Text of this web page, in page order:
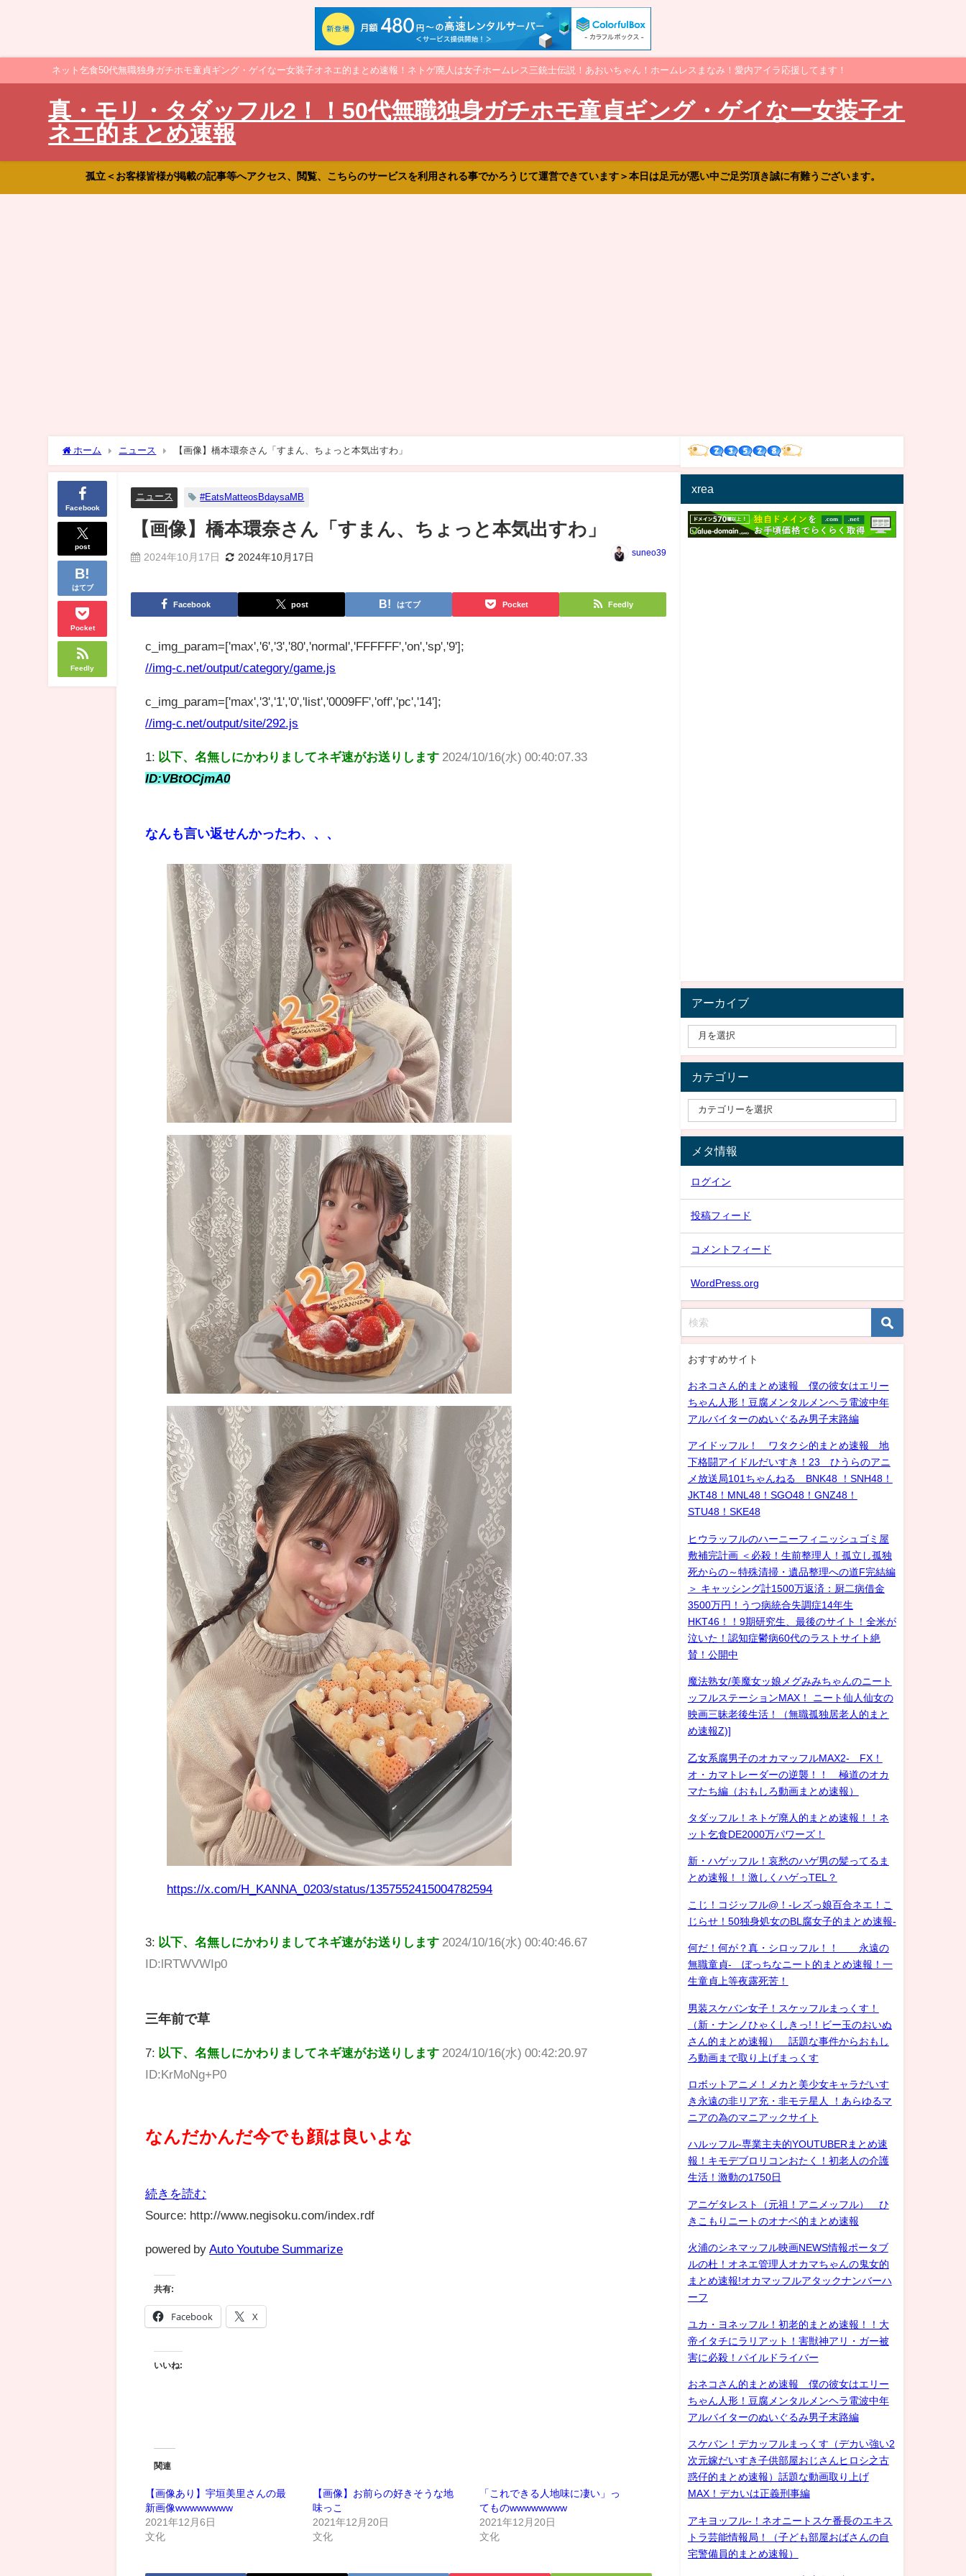
ネット乞食50代無職独身ガチホモ童貞ギング・ゲイなー女装子オネエ的まとめ速報！ネトゲ廃人は女子ホームレス三銃士伝説！あおいちゃん！ホームレスまなみ！愛内アイラ応援してます！
真・モリ・タダッフル2！！50代無職独身ガチホモ童貞ギング・ゲイなー女装子オ
ネエ的まとめ速報
孤立＜お客様皆様が掲載の記事等へアクセス、閲覧、こちらのサービスを利用される事でかろうじて運営できています＞本日は足元が悪い中ご足労頂き誠に有難うございます。
ホーム ニュース 【画像】橋本環奈さん「すまん、ちょっと本気出すわ」
Facebook
post
はてブ
Pocket
Feedly
ニュース #EatsMatteosBdaysaMB
【画像】橋本環奈さん「すまん、ちょっと本気出すわ」
2024年10月17日 2024年10月17日 suneo39
Facebook post はてブ Pocket Feedly
c_img_param=['max','6','3','80','normal','FFFFFF','on','sp','9'];
//img-c.net/output/category/game.js
c_img_param=['max','3','1','0','list','0009FF','off','pc','14'];
//img-c.net/output/site/292.js
1: 以下、名無しにかわりましてネギ速がお送りします 2024/10/16(水) 00:40:07.33
ID:VBtOCjmA0
なんも言い返せんかったわ、、、
https://x.com/H_KANNA_0203/status/1357552415004782594
3: 以下、名無しにかわりましてネギ速がお送りします 2024/10/16(水) 00:40:46.67
ID:lRTWVWIp0
三年前で草
7: 以下、名無しにかわりましてネギ速がお送りします 2024/10/16(水) 00:42:20.97
ID:KrMoNg+P0
なんだかんだ今でも顔は良いよな
続きを読む
Source: http://www.negisoku.com/index.rdf
powered by Auto Youtube Summarize
共有:
Facebook X
いいね:
関連
【画像あり】宇垣美里さんの最
新画像wwwwwwww
2021年12月6日
文化
【画像】お前らの好きそうな地
味っこ
2021年12月20日
文化
「これできる人地味に凄い」っ
てものwwwwwwww
2021年12月20日
文化
xrea
アーカイブ
カテゴリー
メタ情報
ログイン
投稿フィード
コメントフィード
WordPress.org
おすすめサイト
おネコさん的まとめ速報 僕の彼女はエリー
ちゃん人形！豆腐メンタルメンヘラ電波中年
アルバイターのぬいぐるみ男子末路編
アイドッフル！ ワタクシ的まとめ速報 地
下格闘アイドルだいすき！23 ひうらのアニ
メ放送局101ちゃんねる BNK48 ！SNH48！
JKT48！MNL48！SGO48！GNZ48！
STU48！SKE48
ヒウラッフルのハーニーフィニッシュゴミ屋
敷補完計画 ＜必殺！生前整理人！孤立し孤独
死からの～特殊清掃・遺品整理への道F完結編
＞ キャッシング計1500万返済：厨二病借金
3500万円！うつ病統合失調症14年生
HKT46！！9期研究生、最後のサイト！全米が
泣いた！認知症鬱病60代のラストサイト絶
賛！公開中
魔法熟女/美魔女ッ娘メグみみちゃんのニート
ッフルステーションMAX！ ニート仙人仙女の
映画三昧老後生活！（無職孤独居老人的まと
め速報Z)]
乙女系腐男子のオカマッフルMAX2- FX！
オ・カマトレーダーの逆襲！！ 極道のオカ
マたち編（おもしろ動画まとめ速報）
タダッフル！ネトゲ廃人的まとめ速報！！ネ
ット乞食DE2000万パワーズ！
新・ハゲッフル！哀愁のハゲ男の髪ってるま
とめ速報！！激しくハゲっTEL？
こじ！コジッフル@！-レズっ娘百合ネエ！こ
じらせ！50独身処女のBL腐女子的まとめ速報-
何だ！何が？真・シロッフル！！ 永遠の
無職童貞- ぼっちなニート的まとめ速報！一
生童貞上等夜露死苦！
男装スケバン女子！スケッフルまっくす！
（新・ナンノひゃくしきっ!！ビー玉のおいぬ
さん的まとめ速報） 話題な事件からおもし
ろ動画まで取り上げまっくす
ロボットアニメ！メカと美少女キャラだいす
き永遠の非リア充・非モテ星人 ！あらゆるマ
ニアの為のマニアックサイト
ハルッフル-専業主夫的YOUTUBERまとめ速
報！キモデブロリコンおたく！初老人の介護
生活！激動の1750日
アニゲタレスト（元祖！アニメッフル） ひ
きこもりニートのオナベ的まとめ速報
火浦のシネマッフル映画NEWS情報ポータブ
ルの杜！オネエ管理人オカマちゃんの鬼女的
まとめ速報!オカマッフルアタックナンバーハ
ーフ
ユカ・ヨネッフル！初老的まとめ速報！！大
帝イタチにラリアット！害獣神アリ・ガー被
害に必殺！パイルドライバー
おネコさん的まとめ速報 僕の彼女はエリー
ちゃん人形！豆腐メンタルメンヘラ電波中年
アルバイターのぬいぐるみ男子末路編
スケバン！デカッフルまっくす（デカい強い2
次元嫁だいすき子供部屋おじさんヒロシ之古
惑仔的まとめ速報）話題な動画取り上げ
MAX！デカいは正義刑事編
アキヨッフル-！ネオニートスケ番長のエキス
トラ芸能情報局！（子ども部屋おばさんの自
宅警備員的まとめ速報）